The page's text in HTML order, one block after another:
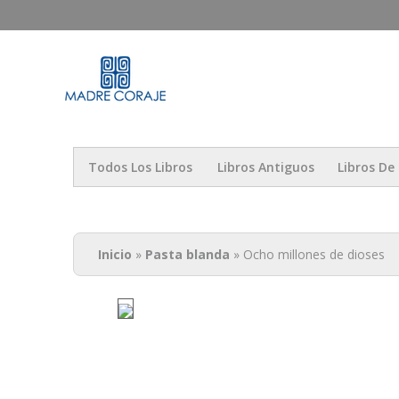
Todos Los Libros Libros Antiguos Libros
Usted está aquí
Inicio » Pasta blanda » Ocho millones de dioses